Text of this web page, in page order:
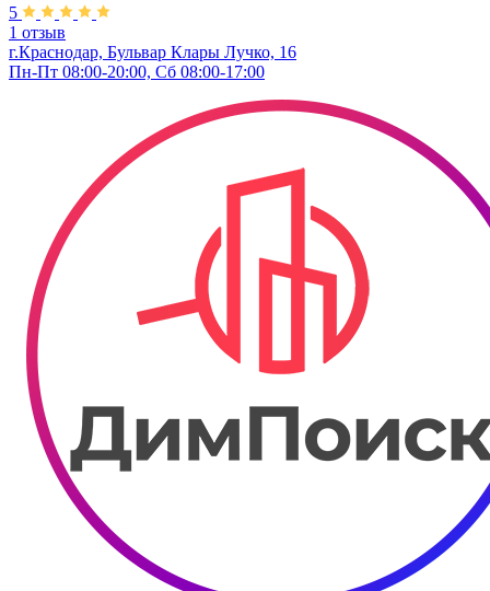
5
1 отзыв
г.Краснодар, Бульвар ​Клары Лучко, 16
Пн-Пт 08:00-20:00, Сб 08:00-17:00